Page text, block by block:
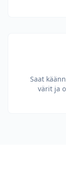
Saat
värit ja